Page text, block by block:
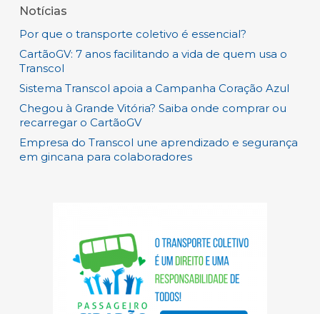
Notícias
Por que o transporte coletivo é essencial?
CartãoGV: 7 anos facilitando a vida de quem usa o
Transcol
Sistema Transcol apoia a Campanha Coração Azul
Chegou à Grande Vitória? Saiba onde comprar ou
recarregar o CartãoGV
Empresa do Transcol une aprendizado e segurança
em gincana para colaboradores